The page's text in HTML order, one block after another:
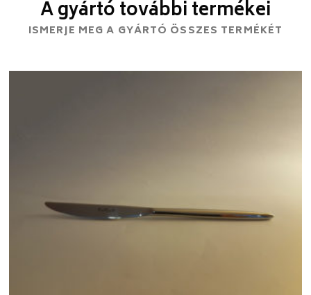
A gyártó további termékei
ISMERJE MEG A GYÁRTÓ ÖSSZES TERMÉKÉT